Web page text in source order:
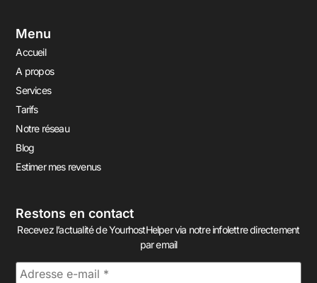
Menu
Accueil
A propos
Services
Tarifs
Notre réseau
Blog
Estimer mes revenus
Restons en contact
Recevez l’actualité de YourhostHelper via notre infolettre directement
par email